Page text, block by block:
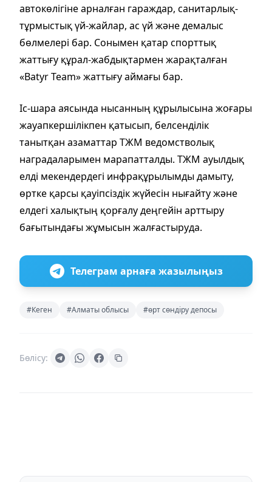
автокөлігіне арналған гараждар, санитарлық-
тұрмыстық үй-жайлар, ас үй және демалыс
бөлмелері бар. Сонымен қатар спорттық
жаттығу құрал-жабдықтармен жарақталған
«Batyr Team» жаттығу аймағы бар.
Іс-шара аясында нысанның құрылысына жоғары
жауапкершілікпен қатысып, белсенділік
танытқан азаматтар ТЖМ ведомстволық
наградаларымен марапатталды. ТЖМ ауылдық
елді мекендердегі инфрақұрылымды дамыту,
өртке қарсы қауіпсіздік жүйесін нығайту және
елдегі халықтың қорғалу деңгейін арттыру
бағытындағы жұмысын жалғастыруда.
Телеграм арнаға жазылыңыз
#Кеген #Алматы облысы #өрт сөндіру депосы
Бөлісу: